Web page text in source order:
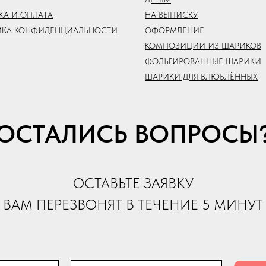
И ОПЛАТА
КОНФИДЕНЦИАЛЬНОСТИ
НА ВЫПИСКУ
ОФОРМЛЕНИЕ
КОМПОЗИЦИИ ИЗ ШАРИКОВ
ФОЛЬГИРОВАННЫЕ ШАРИКИ
ШАРИКИ ДЛЯ ВЛЮБЛЁННЫХ
ОСТАВЬТЕ ЗАЯВКУ
ВАМ ПЕРЕЗВОНЯТ В ТЕЧЕНИЕ 5 МИНУТ